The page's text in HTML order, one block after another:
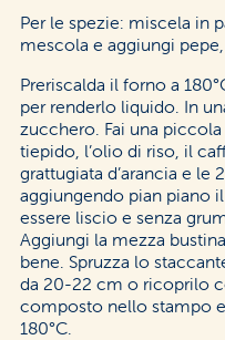
Per le spezie: miscela in
mescola e aggiungi
Preriscalda il forno a
per renderlo liquido. In
zucchero. Fai una
tiepido, l’olio di riso, il
grattugiata d’arancia e le
aggiungendo pian piano
essere liscio e senza
Aggiungi la mezza
bene. Spruzza lo
da 20-22 cm o ricoprilo
composto nello stampo
180°C.